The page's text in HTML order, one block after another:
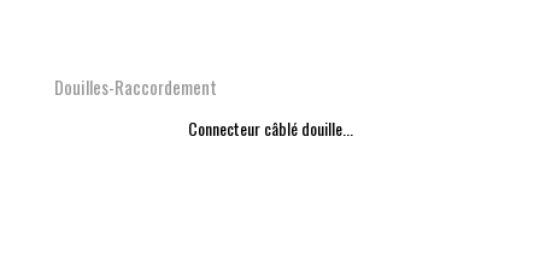
Douilles-Raccordement
Connecteur câblé douille...